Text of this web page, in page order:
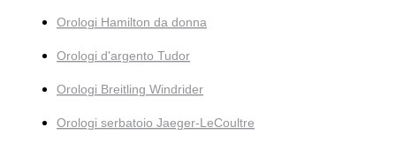
Orologi Hamilton da donna
Orologi d'argento Tudor
Orologi Breitling Windrider
Orologi serbatoio Jaeger-LeCoultre